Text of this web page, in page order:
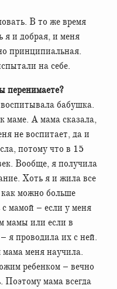
В то же время
я и добрая, и меня
принципиальная.
на себе.
перенимаете?
бабушка.
маме. А мама сказала,
не воспитает, да и
потому что в 15
Вообще, я получила
Хоть я и жила все
можно больше
мамой – если у меня
мамы или если в
я проводила их с ней.
меня научила.
ребенком – вечно
Поэтому мама всегда